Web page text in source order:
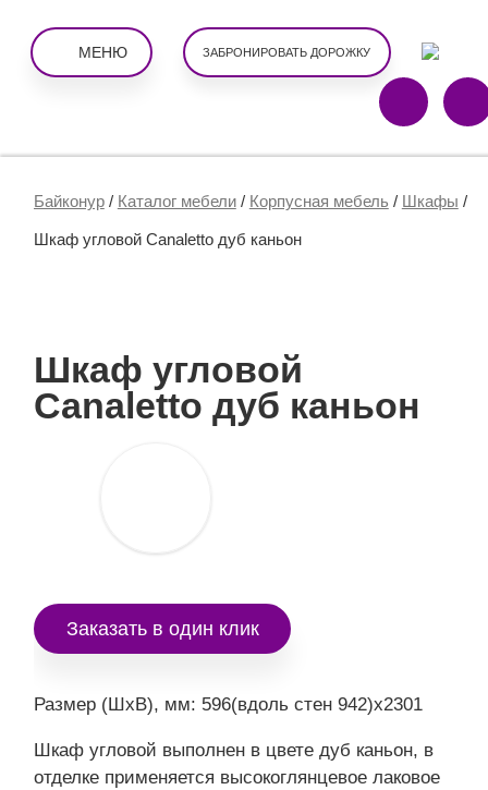
МЕНЮ ЗАБРОНИРОВАТЬ ДОРОЖКУ
Байконур/ Каталог мебели/ Корпусная мебель / Шкафы /
Шкаф угловой Canaletto дуб каньон
Шкаф угловой
Canaletto дуб каньон
Заказать в один клик
Размер (ШxВ), мм: 596(вдоль стен 942)x2301
Шкаф угловой выполнен в цвете дуб каньон, в
отделке применяется высокоглянцевое лаковое